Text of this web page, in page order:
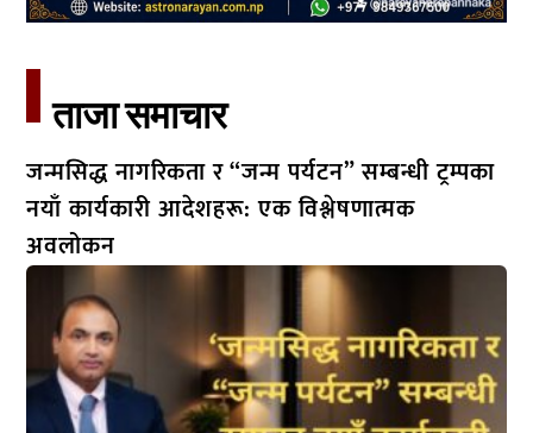
ताजा समाचार​
जन्मसिद्ध नागरिकता र “जन्म पर्यटन” सम्बन्धी ट्रम्पका
नयाँ कार्यकारी आदेशहरू: एक विश्लेषणात्मक
अवलोकन